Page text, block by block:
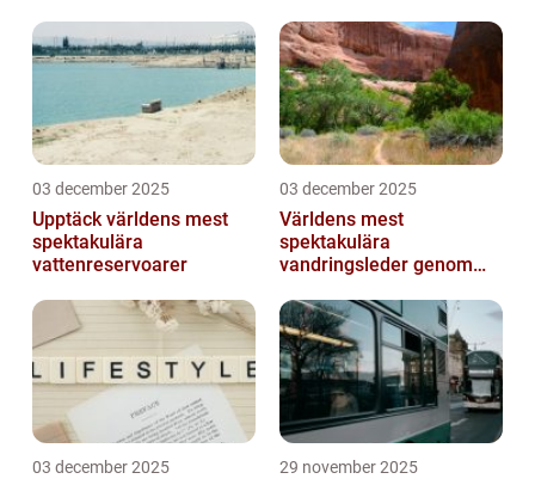
03 december 2025
Upptäck världens mest
spektakulära
vattenreservoarer
03 december 2025
Världens mest
spektakulära
vandringsleder genom
03 december 2025 29 november 2025